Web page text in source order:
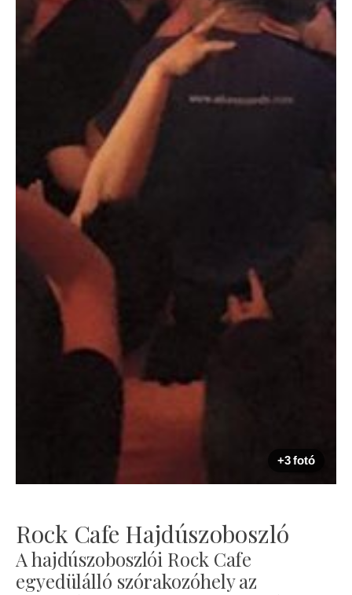
+3 fotó
Rock Cafe Hajdúszoboszló
A hajdúszoboszlói Rock Cafe
egyedülálló szórakozóhely az